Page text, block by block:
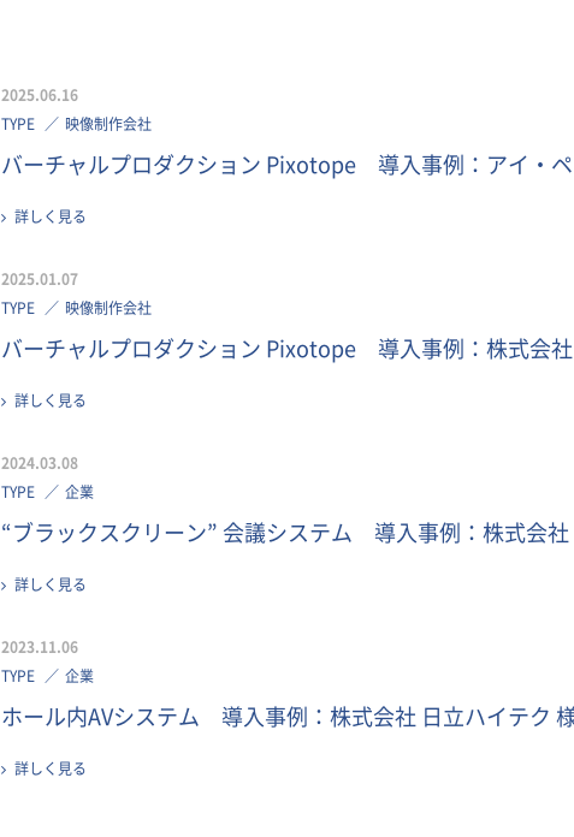
2025.06.16
TYPE
映像制作会社
バーチャルプロダクション Pixotope 導入事例：アイ・
詳しく見る
2025.01.07
TYPE
映像制作会社
バーチャルプロダクション Pixotope 導入事例：株式会
詳しく見る
2024.03.08
TYPE
企業
“ブラックスクリーン” 会議システム 導入事例：株式会社
詳しく見る
2023.11.06
TYPE
企業
ホール内AVシステム 導入事例：株式会社 日立ハイテク
詳しく見る